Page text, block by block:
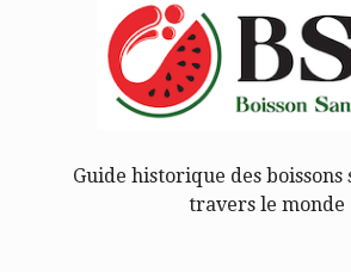
Guide historique des boissons
travers le monde